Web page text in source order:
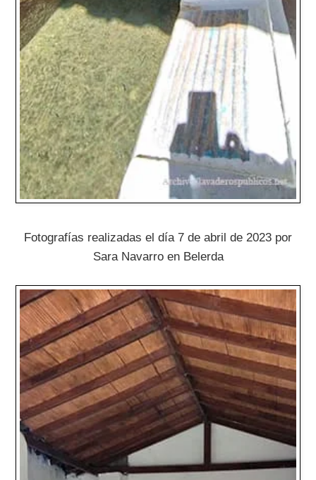
Fotografías realizadas el día 7 de abril de 2023 por
Sara Navarro en Belerda